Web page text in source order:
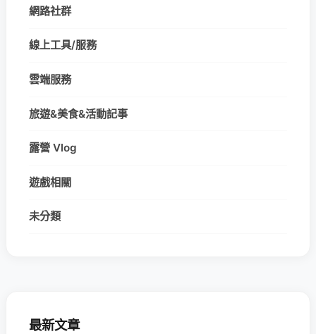
網路社群
線上工具/服務
雲端服務
旅遊&美食&活動記事
露營 Vlog
遊戲相關
未分類
最新文章